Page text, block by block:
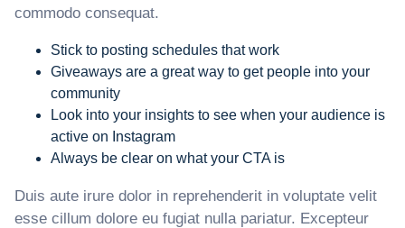
commodo consequat.
Stick to posting schedules that work
Giveaways are a great way to get people into your
community
Look into your insights to see when your audience is
active on Instagram
Always be clear on what your CTA is
Duis aute irure dolor in reprehenderit in voluptate velit
esse cillum dolore eu fugiat nulla pariatur. Excepteur